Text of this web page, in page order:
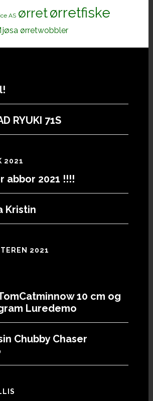
AS ørretørretfiske
ørretwobbler
RYUKI 71S
2021
abbor 2021 !!!!
Kristin
2021
10 cm og
Luredemo
Chubby Chaser